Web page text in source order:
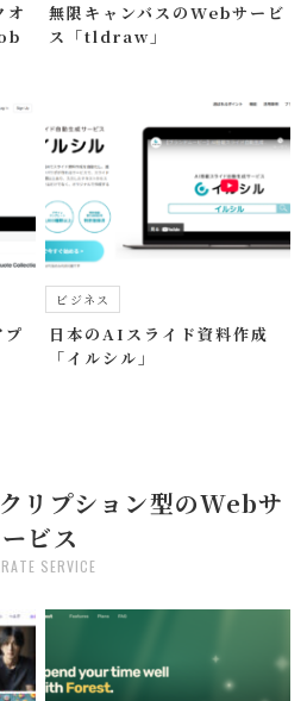
オ
無限キャンバスのWebサービ
ス「tldraw」
プ
ビジネス
日本のAIスライド資料作成
「イルシル」
リプション型のWebサ
ービス
SERVICE